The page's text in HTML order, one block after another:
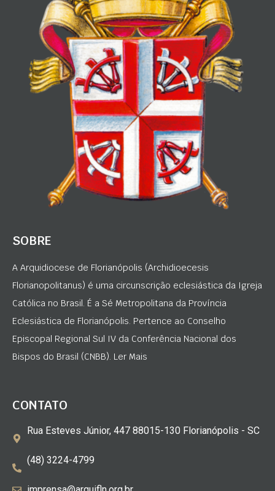
SOBRE
A Arquidiocese de Florianópolis (Archidioecesis
Florianopolitanus) é uma circunscrição eclesiástica da Igreja
Católica no Brasil. É a Sé Metropolitana da Província
Eclesiástica de Florianópolis. Pertence ao Conselho
Episcopal Regional Sul IV da Conferência Nacional dos
Bispos do Brasil (CNBB). Ler Mais
CONTATO
Rua Esteves Júnior, 447 88015-130 Florianópolis - SC
(48) 3224-4799